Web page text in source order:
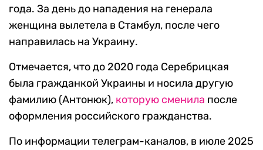
года. За день до нападения на генерала
женщина вылетела в Стамбул, после чего
направилась на Украину.
Отмечается, что до 2020 года Серебрицкая
была гражданкой Украины и носила другую
фамилию (Антонюк), которую сменила после
оформления российского гражданства.
По информации телеграм-каналов, в июле 2025